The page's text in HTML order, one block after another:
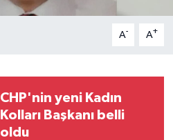
A- A+
CHP'nin yeni Kadın
Kolları Başkanı belli
oldu